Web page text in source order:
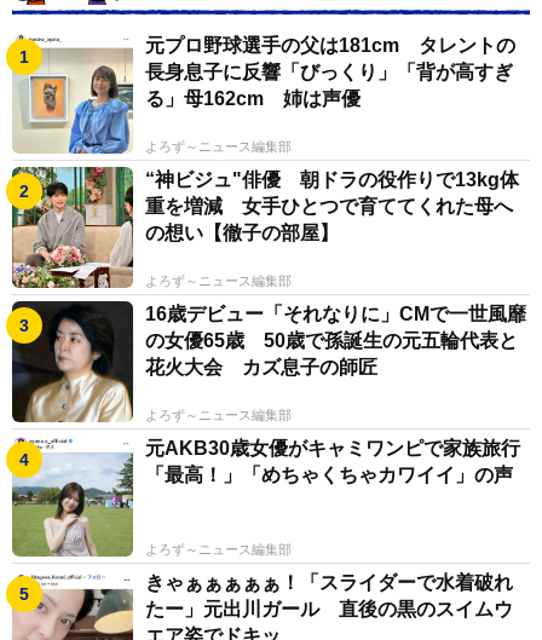
いう形で継続している。だが、その歴史の中にあった実
験精神も忘れてはならない。元プロ野球選手の父は181cm タレントの
長身息子に反響「びっくり」「背が高すぎ
る」母162cm 姉は声優
よろず～ニュース編集部
“神ビジュ"俳優 朝ドラの役作りで13kg体
重を増減 女手ひとつで育ててくれた母へ
の想い【徹子の部屋】
よろず～ニュース編集部
16歳デビュー「それなりに」CMで一世風靡
の女優65歳 50歳で孫誕生の元五輪代表と
花火大会 カズ息子の師匠
よろず～ニュース編集部
元AKB30歳女優がキャミワンピで家族旅行
「最高！」「めちゃくちゃカワイイ」の声
よろず～ニュース編集部
きゃぁぁぁぁぁ！「スライダーで水着破れ
たー」元出川ガール 直後の黒のスイムウ